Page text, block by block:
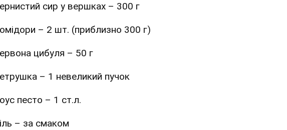
сир у вершках – 300 г
– 2 шт. (приблизно 300 г)
цибуля – 50 г
– 1 невеликий пучок
песто – 1 ст.л.
– за смаком